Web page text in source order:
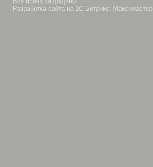
Разработка сайта на 1С-Битрикс: Максимастер